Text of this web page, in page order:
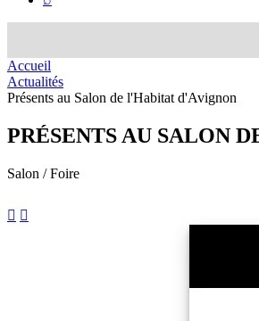
Accueil
Actualités
Présents au Salon de l'Habitat d'Avignon
PRÉSENTS AU SALON
Salon / Foire
 